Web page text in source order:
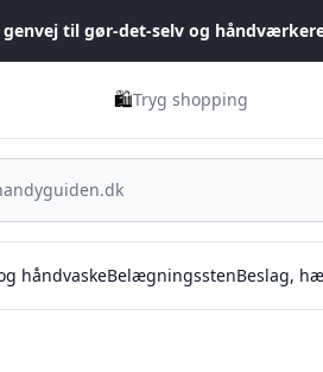
genvej til gør-det-selv og
🛍️Tryg shopping
håndvaskeBelægningsstenBeslag,